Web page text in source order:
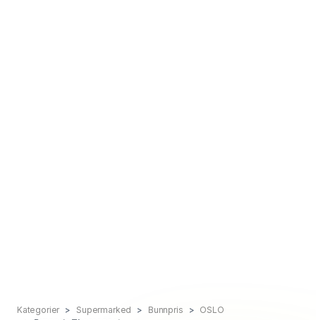
Kategorier Supermarked Bunnpris
OSLO